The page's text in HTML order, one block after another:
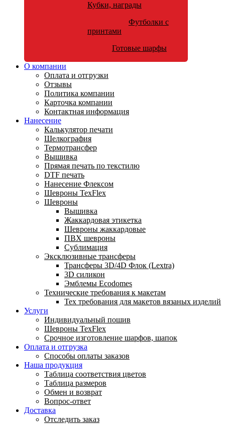
Кубки, награды
Футболки с
принтами
Готовые шарфы
О компании
Оплата и отгрузки
Отзывы
Политика компании
Карточка компании
Контактная информация
Нанесение
Калькулятор печати
Шелкография
Термотрансфер
Вышивка
Прямая печать по текстилю
DTF печать
Нанесение Флексом
Шевроны TexFlex
Шевроны
Вышивка
Жаккардовая этикетка
Шевроны жаккардовые
ПВХ шевроны
Сублимация
Эксклюзивные трансферы
Трансферы 3D/4D Флок (Lextra)
3D силикон
Эмблемы Ecodomes
Технические требования к макетам
Тех требования для макетов вязаных изделий
Услуги
Индивидуальный пошив
Шевроны TexFlex
Срочное изготовление шарфов, шапок
Оплата и отгрузка
Способы оплаты заказов
Наша продукция
Таблица соответствия цветов
Таблица размеров
Обмен и возврат
Вопрос-ответ
Доставка
Отследить заказ